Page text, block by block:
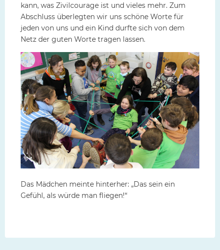
kann, was Zivilcourage ist und vieles mehr. Zum
Abschluss überlegten wir uns schöne Worte für
jeden von uns und ein Kind durfte sich von dem
Netz der guten Worte tragen lassen.
Das Mädchen meinte hinterher: „Das sein ein
Gefühl, als würde man fliegen!“